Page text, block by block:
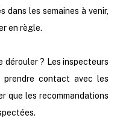
les semaines à venir,
en règle.
dérouler ? Les inspecteurs
prendre contact avec les
que les recommandations